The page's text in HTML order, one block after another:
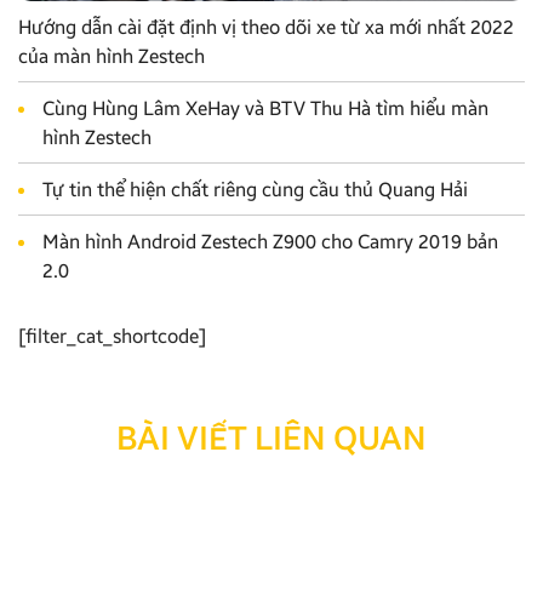
Hướng dẫn cài đặt định vị theo dõi xe từ xa mới nhất 2022
của màn hình Zestech
Cùng Hùng Lâm XeHay và BTV Thu Hà tìm hiểu màn
hình Zestech
Tự tin thể hiện chất riêng cùng cầu thủ Quang Hải
Màn hình Android Zestech Z900 cho Camry 2019 bản
2.0
[filter_cat_shortcode]
BÀI VIẾT LIÊN QUAN